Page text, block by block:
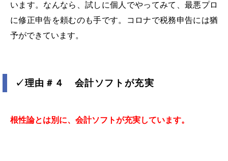
います。なんなら、試しに個人でやってみて、最悪プロ
に修正申告を頼むのも手です。コロナで税務申告には猶
予ができています。
✓理由＃４ 会計ソフトが充実
根性論とは別に、会計ソフトが充実しています。